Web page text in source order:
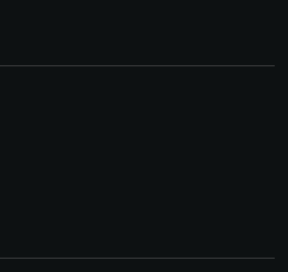
Questi cookie